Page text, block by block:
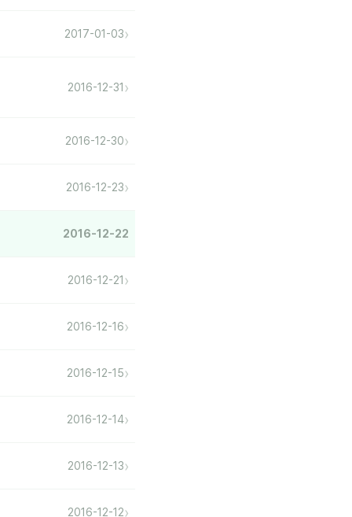
2017-01-03›
2016-12-31 ›
2016-12-30›
2016-12-23›
2016-12-22
2016-12-21 ›
2016-12-16›
2016-12-15›
2016-12-14›
2016-12-13›
2016-12-12›